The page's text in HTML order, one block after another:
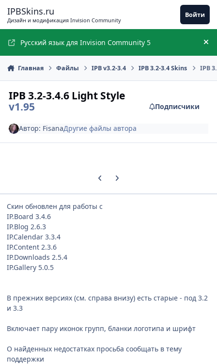
IPBSkins.ru
Дизайн и модификация Invision Community
Войти
Русский язык для Invision Community 5
Главная Файлы IPB v3.2-3.4 IPB 3.2-3.4 Skins IPB
IPB 3.2-3.4.6 Light Style
v1.95
Подписчики
Автор: FisanaДругие файлы автора
Предыдущий слайд карусели
Следующий слайд карусели
Скин обновлен для работы с
IP.Board 3.4.6
IP.Blog 2.6.3
IP.Calendar 3.3.4
IP.Content 2.3.6
IP.Downloads 2.5.4
IP.Gallery 5.0.5
В прежних версиях (см. справа внизу) есть старые - под 3.2
и 3.3
Включает пару иконок групп, бланки логотипа и шрифт
О найденных недостатках просьба сообщать в тему
поддержки